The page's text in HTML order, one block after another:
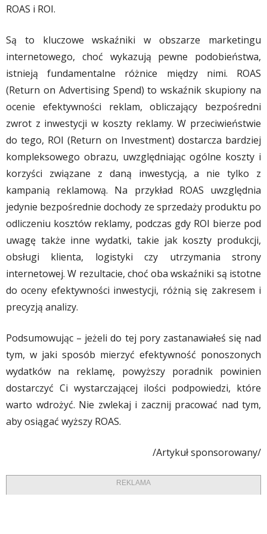
ROAS i ROI.
Są to kluczowe wskaźniki w obszarze marketingu
internetowego, choć wykazują pewne podobieństwa,
istnieją fundamentalne różnice między nimi. ROAS
(Return on Advertising Spend) to wskaźnik skupiony na
ocenie efektywności reklam, obliczający bezpośredni
zwrot z inwestycji w koszty reklamy. W przeciwieństwie
do tego, ROI (Return on Investment) dostarcza bardziej
kompleksowego obrazu, uwzględniając ogólne koszty i
korzyści związane z daną inwestycją, a nie tylko z
kampanią reklamową. Na przykład ROAS uwzględnia
jedynie bezpośrednie dochody ze sprzedaży produktu po
odliczeniu kosztów reklamy, podczas gdy ROI bierze pod
uwagę także inne wydatki, takie jak koszty produkcji,
obsługi klienta, logistyki czy utrzymania strony
internetowej. W rezultacie, choć oba wskaźniki są istotne
do oceny efektywności inwestycji, różnią się zakresem i
precyzją analizy.
Podsumowując – jeżeli do tej pory zastanawiałeś się nad
tym, w jaki sposób mierzyć efektywność ponoszonych
wydatków na reklamę, powyższy poradnik powinien
dostarczyć Ci wystarczającej ilości podpowiedzi, które
warto wdrożyć. Nie zwlekaj i zacznij pracować nad tym,
aby osiągać wyższy ROAS.
/Artykuł sponsorowany/
REKLAMA